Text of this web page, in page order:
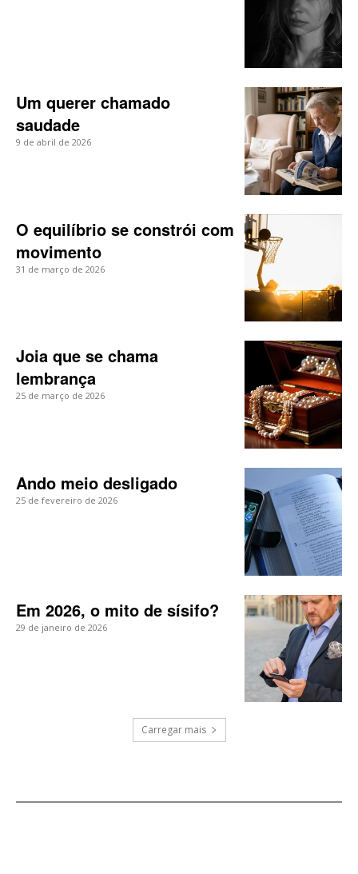
Um querer chamado
saudade
9 de abril de 2026
O equilíbrio se constrói com
movimento
31 de março de 2026
Joia que se chama
lembrança
25 de março de 2026
Ando meio desligado
25 de fevereiro de 2026
Em 2026, o mito de sísifo?
29 de janeiro de 2026
Carregar mais